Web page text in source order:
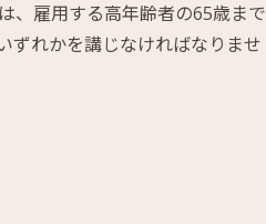
、雇用する高年齢者の65歳まで
ずれかを講じなければなりませ